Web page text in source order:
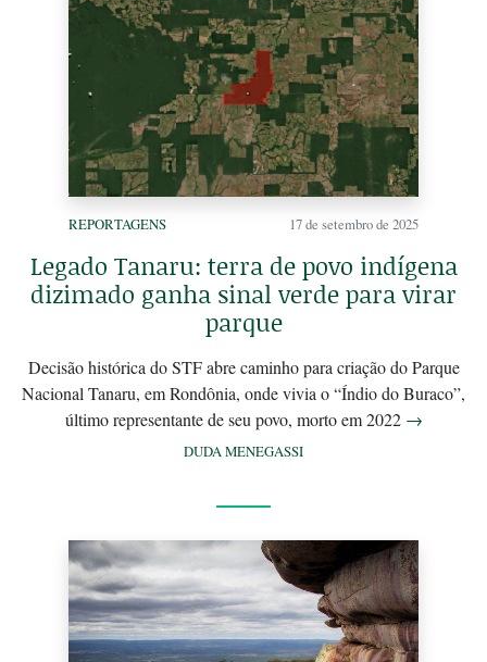
REPORTAGENS 17 de setembro de 2025
Legado Tanaru: terra de povo indígena
dizimado ganha sinal verde para virar
parque
Decisão histórica do STF abre caminho para criação do Parque
Nacional Tanaru, em Rondônia, onde vivia o “Índio do Buraco”,
último representante de seu povo, morto em 2022 →
DUDA MENEGASSI